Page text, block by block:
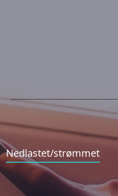
Nedlastet/strømmet